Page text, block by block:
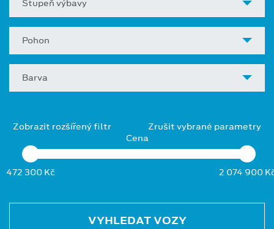
Stupeň výbavy
Pohon
Barva
Zobrazit rozšířený filtr
Zrušit vybrané parametry
Cena
472 300 Kč 2 074 900
VYHLEDAT VOZY